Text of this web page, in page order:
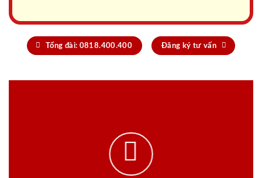
Tổng đài: 0818.400.400 Đăng ký tư vấn